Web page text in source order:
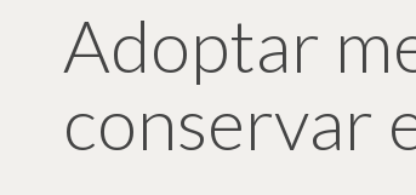
Adoptar
conservar